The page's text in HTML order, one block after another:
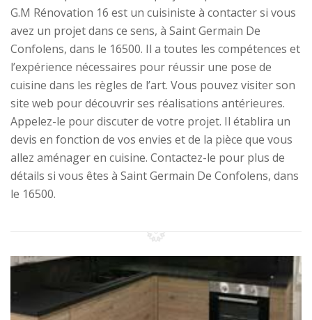
G.M Rénovation 16 est un cuisiniste à contacter si vous
avez un projet dans ce sens, à Saint Germain De
Confolens, dans le 16500. Il a toutes les compétences et
l’expérience nécessaires pour réussir une pose de
cuisine dans les règles de l’art. Vous pouvez visiter son
site web pour découvrir ses réalisations antérieures.
Appelez-le pour discuter de votre projet. Il établira un
devis en fonction de vos envies et de la pièce que vous
allez aménager en cuisine. Contactez-le pour plus de
détails si vous êtes à Saint Germain De Confolens, dans
le 16500.